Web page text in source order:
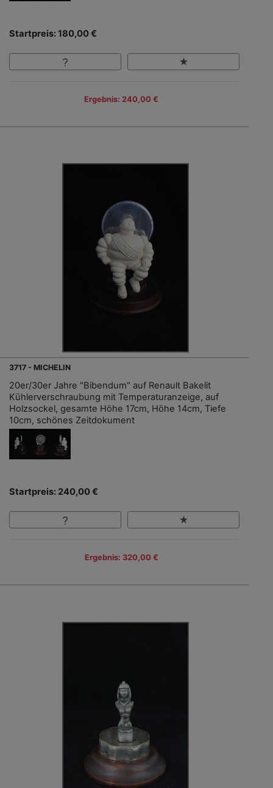
Startpreis: 180,00 €
Ergebnis: 240,00 €
3717 - MICHELIN
20er/30er Jahre "Bibendum" auf Renault Bakelit
Kühlerverschraubung mit Temperaturanzeige, auf
Holzsockel, gesamte Höhe 17cm, Höhe 14cm, Tiefe
10cm, schönes Zeitdokument
Startpreis: 240,00 €
Ergebnis: 320,00 €